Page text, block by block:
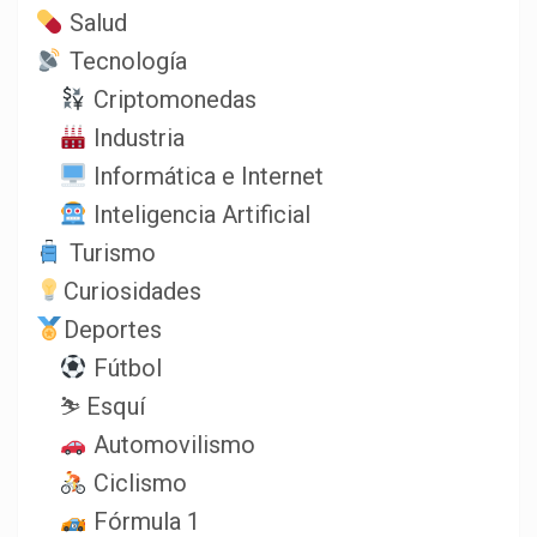
Salud
Tecnología
Criptomonedas
Industria
Informática e Internet
Inteligencia Artificial
Turismo
Curiosidades
Deportes
Fútbol
⛷️ Esquí
Automovilismo
Ciclismo
Fórmula 1